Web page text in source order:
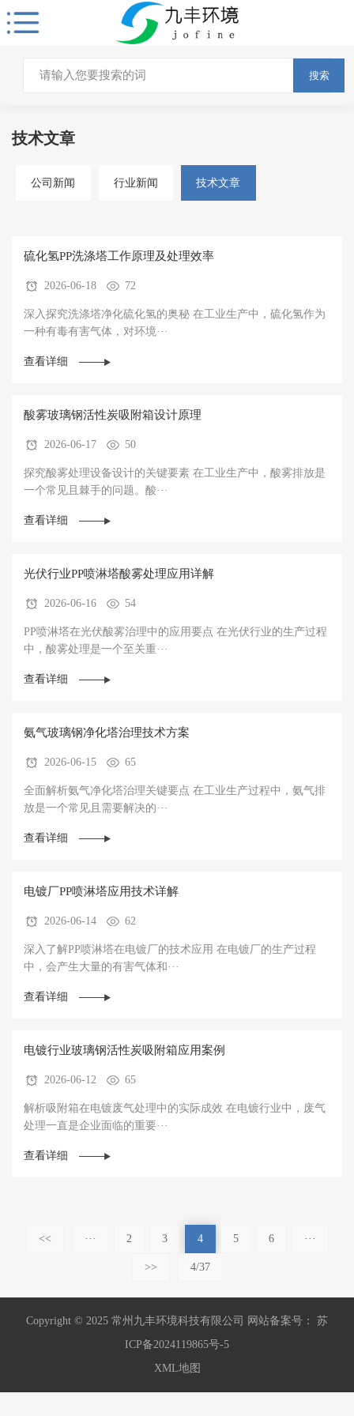
搜索
技术文章
公司新闻 行业新闻 技术文章
硫化氢PP洗涤塔工作原理及处理效率
2026-06-18 72
深入探究洗涤塔净化硫化氢的奥秘 在工业生产中，硫化氢作为
一种有毒有害气体，对环境···
查看详细
酸雾玻璃钢活性炭吸附箱设计原理
2026-06-17 50
探究酸雾处理设备设计的关键要素 在工业生产中，酸雾排放是
一个常见且棘手的问题。酸···
查看详细
光伏行业PP喷淋塔酸雾处理应用详解
2026-06-16 54
PP喷淋塔在光伏酸雾治理中的应用要点 在光伏行业的生产过程
中，酸雾处理是一个至关重···
查看详细
氨气玻璃钢净化塔治理技术方案
2026-06-15 65
全面解析氨气净化塔治理关键要点 在工业生产过程中，氨气排
放是一个常见且需要解决的···
查看详细
电镀厂PP喷淋塔应用技术详解
2026-06-14 62
深入了解PP喷淋塔在电镀厂的技术应用 在电镀厂的生产过程
中，会产生大量的有害气体和···
查看详细
电镀行业玻璃钢活性炭吸附箱应用案例
2026-06-12 65
解析吸附箱在电镀废气处理中的实际成效 在电镀行业中，废气
处理一直是企业面临的重要···
查看详细
<< ··· 2 3 4 5 6 ···
>> 4/37
Copyright © 2025 常州九丰环境科技有限公司 网站备案号： 苏
ICP备2024119865号-5
XML地图